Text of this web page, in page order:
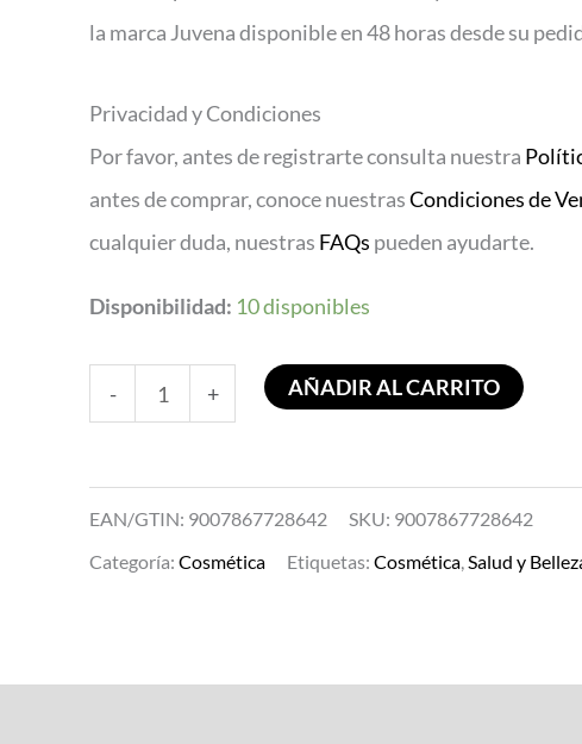
la marca Juvena disponible en 48 horas desde su
Privacidad y Condiciones
Por favor, antes de registrarte consulta nuestra
antes de comprar, conoce nuestrasCondiciones de
cualquier duda, nuestras FAQs pueden ayudarte.
Disponibilidad: 10 disponibles
- + AÑADIR AL CARRITO
EAN/GTIN: 9007867728642 SKU: 9007867728642
Categoría: Cosmética Etiquetas: Cosmética,Salud y